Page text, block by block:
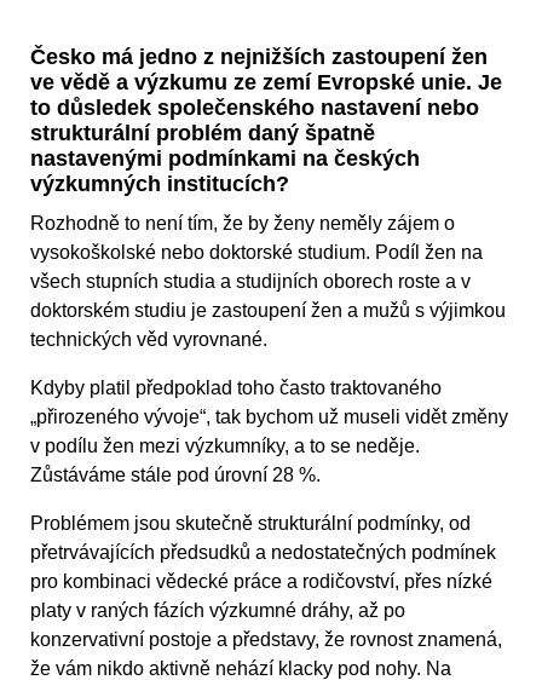
Česko má jedno z nejnižších zastoupení žen
ve vědě a výzkumu ze zemí Evropské unie. Je
to důsledek společenského nastavení nebo
strukturální problém daný špatně
nastavenými podmínkami na českých
výzkumných institucích?
Rozhodně to není tím, že by ženy neměly zájem o
vysokoškolské nebo doktorské studium. Podíl žen na
všech stupních studia a studijních oborech roste a v
doktorském studiu je zastoupení žen a mužů s výjimkou
technických věd vyrovnané.
Kdyby platil předpoklad toho často traktovaného
„přirozeného vývoje“, tak bychom už museli vidět změny
v podílu žen mezi výzkumníky, a to se neděje.
Zůstáváme stále pod úrovní 28 %.
Problémem jsou skutečně strukturální podmínky, od
přetrvávajících předsudků a nedostatečných podmínek
pro kombinaci vědecké práce a rodičovství, přes nízké
platy v raných fázích výzkumné dráhy, až po
konzervativní postoje a představy, že rovnost znamená,
že vám nikdo aktivně nehází klacky pod nohy. Na